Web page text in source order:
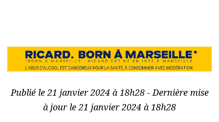
Publié le 21 janvier 2024 à 18h28 - Dernière mise
à jour le 21 janvier 2024 à 18h28